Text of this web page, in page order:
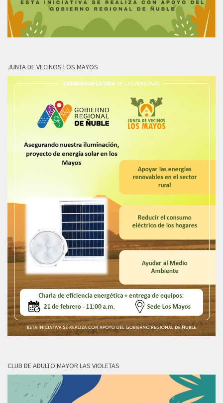
JUNTA DE VECINOS LOS MAYOS
CLUB DE ADULTO MAYOR LAS VIOLETAS